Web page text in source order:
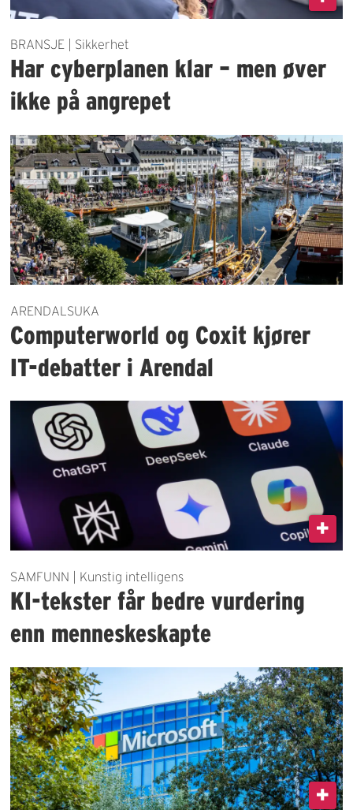
BRANSJE | Sikkerhet
Har cyberplanen klar – men øver
ikke på angrepet
ARENDALSUKA
Computerworld og Coxit kjører
IT-debatter i Arendal
SAMFUNN | Kunstig intelligens
KI-tekster får bedre vurdering
enn menneskeskapte